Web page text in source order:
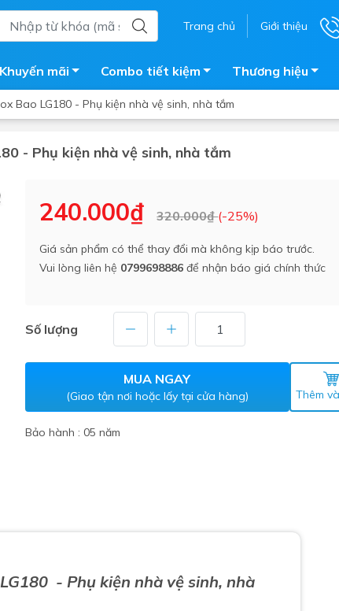
Trang chủ Giới thiệu
kính
nước nóng điện
trời
Bồn bảo ôn
Bồn nhựa tự hoại
Vòi pha nóng lạnh
Vật tư
Máy nước nóng gián tiếp
cầu nhà trọ giá rẻ
Khuyến mãi Combo tiết kiệm Thương hiệu
Bao LG180 - Phụ kiện nhà vệ sinh, nhà tắm
- Phụ kiện nhà vệ sinh, nhà tắm
240.000₫ 320.000₫(-25%)
Giá sản phẩm có thể thay đổi mà không kịp báo trước.
Vui lòng liên hệ 0799698886 để nhận báo giá chính thức
Số lượng
MUA NGAY
(Giao tận nơi hoặc lấy tại cửa hàng) Thêm
Bảo hành : 05 năm
LG180 - Phụ kiện nhà vệ sinh, nhà